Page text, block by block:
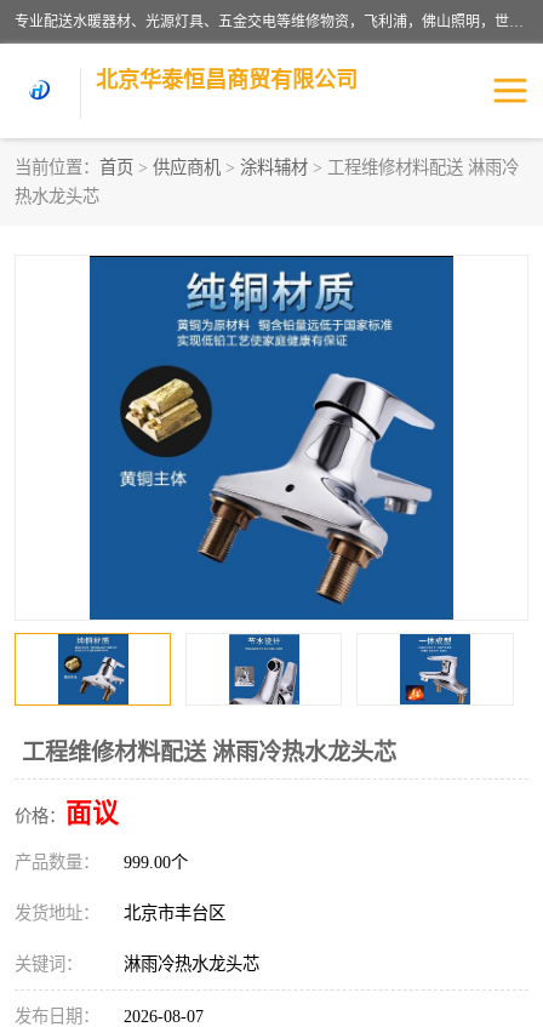
专业配送水暖器材、光源灯具、五金交电等维修物资，飞利浦，佛山照明，世达，博世，九牧，特陶等各产品涉及国内外知名品牌。公司专注与物业、学校、酒店、工厂等单位合作，提供一站式配送服务，降低客户综合成本。依托电子商务改变传统模式，以专业的团队为客户提供24H物资配送到达，货到月结、统一开票，便捷退换等服务，提高了企业的运营效率。
北京华泰恒昌商贸有限公司
当前位置： 首页 > 供应商机 > 涂料辅材 > 工程维修材料配送 淋雨冷
热水龙头芯
工程维修材料配送 淋雨冷热水龙头芯
价格： 面议
产品数量： 999.00个
发货地址： 北京市丰台区
关键词： 淋雨冷热水龙头芯
发布日期： 2026-08-07
水暖阀门
涂料辅材